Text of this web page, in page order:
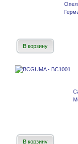
В корзину
В корзину